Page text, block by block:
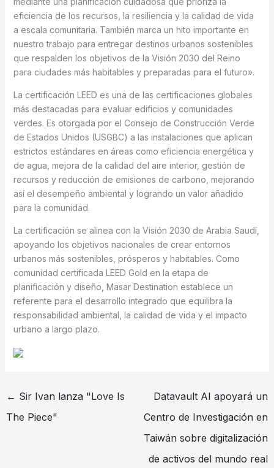
eficiencia de los recursos, la resiliencia y la calidad de vida
a escala comunitaria. También marca un hito importante en
nuestro trabajo para entregar destinos urbanos sostenibles
que respalden los objetivos de la Visión 2030 del Reino
para ciudades más habitables y preparadas para el futuro».
La certificación LEED es una de las certificaciones globales
más destacadas para evaluar edificios y comunidades
verdes. Es otorgada por el Consejo de Construcción Verde
de Estados Unidos (USGBC) a las instalaciones que aplican
estrictos estándares en áreas como eficiencia energética y
de agua, mejora de la calidad del aire interior, gestión de
recursos y reducción de emisiones de carbono, mejorando
así el desempeño ambiental y logrando un valor añadido
para la comunidad.
La certificación se alinea con la Visión 2030 de Arabia Saudí,
apoyando los objetivos nacionales de crear entornos
urbanos más sostenibles, prósperos y habitables. Como
comunidad certificada LEED Gold en la etapa de
planificación y diseño, Masar Destination establece un
referente para el desarrollo integrado que equilibra la
responsabilidad ambiental, la calidad de vida y el impacto
urbano a largo plazo.
← Sir Ivan lanza "Love Is
The Piece"
Datavault AI apoyará un
Centro de Investigación en
Taiwán sobre digitalización
de activos del mundo real